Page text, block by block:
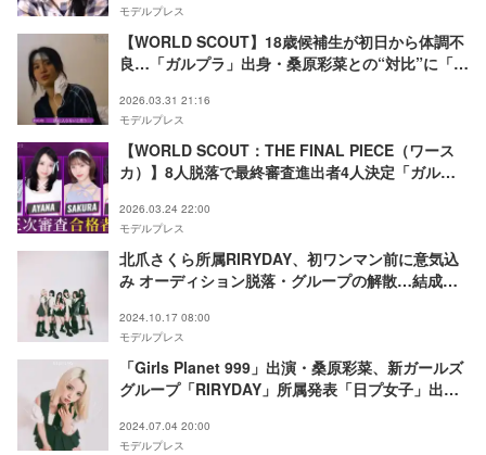
モデルプレス
【WORLD SCOUT】18歳候補生が初日から体調不
良…「ガルプラ」出身・桑原彩菜との“対比”に「酷
2026.03.31 21:16
モデルプレス
【WORLD SCOUT：THE FINAL PIECE（ワース
カ）】8人脱落で最終審査進出者4人決定「ガルプ
ル＞
2026.03.24 22:00
モデルプレス
北爪さくら所属RIRYDAY、初ワンマン前に意気込
み オーディション脱落・グループの解散…結成ま
2024.10.17 08:00
モデルプレス
「Girls Planet 999」出演・桑原彩菜、新ガールズ
グループ「RIRYDAY」所属発表「日プ女子」出
2024.07.04 20:00
モデルプレス